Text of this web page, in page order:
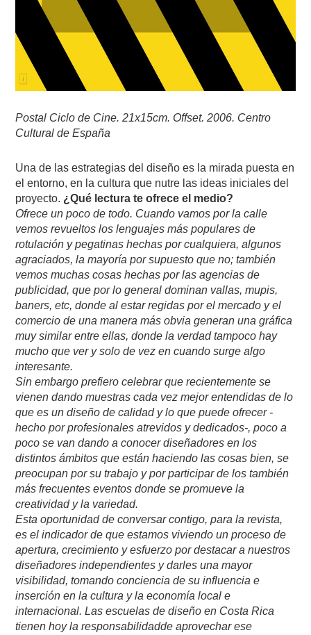
Postal Ciclo de Cine. 21x15cm. Offset. 2006. Centro
Cultural de España
Una de las estrategias del diseño es la mirada puesta en
el entorno, en la cultura que nutre las ideas iniciales del
proyecto. ¿Qué lectura te ofrece el medio?
Ofrece un poco de todo. Cuando vamos por la calle
vemos revueltos los lenguajes más populares de
rotulación y pegatinas hechas por cualquiera, algunos
agraciados, la mayoría por supuesto que no; también
vemos muchas cosas hechas por las agencias de
publicidad, que por lo general dominan vallas, mupis,
baners, etc, donde al estar regidas por el mercado y el
comercio de una manera más obvia generan una gráfica
muy similar entre ellas, donde la verdad tampoco hay
mucho que ver y solo de vez en cuando surge algo
interesante.
Sin embargo prefiero celebrar que recientemente se
vienen dando muestras cada vez mejor entendidas de lo
que es un diseño de calidad y lo que puede ofrecer -
hecho por profesionales atrevidos y dedicados-, poco a
poco se van dando a conocer diseñadores en los
distintos ámbitos que están haciendo las cosas bien, se
preocupan por su trabajo y por participar de los también
más frecuentes eventos donde se promueve la
creatividad y la variedad.
Esta oportunidad de conversar contigo, para la revista,
es el indicador de que estamos viviendo un proceso de
apertura, crecimiento y esfuerzo por destacar a nuestros
diseñadores independientes y darles una mayor
visibilidad, tomando conciencia de su influencia e
inserción en la cultura y la economía local e
internacional. Las escuelas de diseño en Costa Rica
tienen hoy la responsabilidadde aprovechar ese